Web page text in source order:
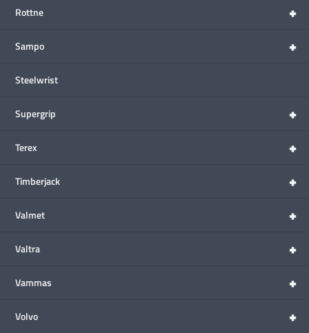
+
Rottne
+
Sampo
Steelwrist
+
Supergrip
+
Terex
+
Timberjack
+
Valmet
+
Valtra
+
Vammas
+
Volvo